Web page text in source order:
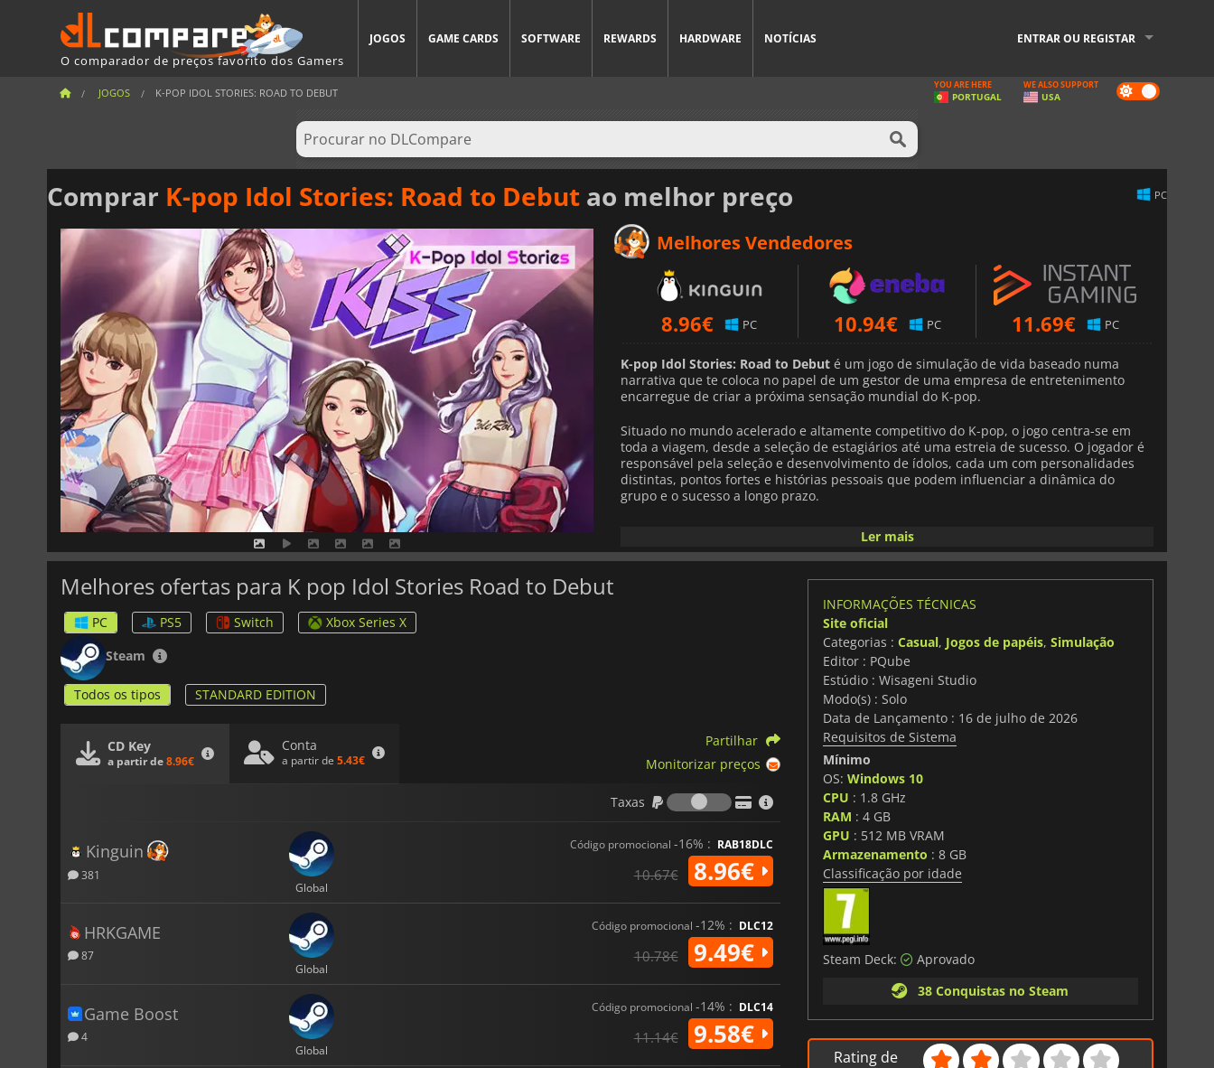
O comparador de preços favorito dos Gamers
JOGOS GAME CARDS SOFTWARE REWARDS HARDWARE NOTÍCIAS ENTRAR OU REGISTAR
JOGOS K-POP IDOL STORIES: ROAD TO DEBUT Dark
mode
YOU ARE HERE
PORTUGAL
WE ALSO SUPPORT
USA
Comprar K-pop Idol Stories: Road to Debut ao melhor preço PC
Melhores Vendedores
8.96€ PC 10.94€ PC 11.69€ PC
K-pop Idol Stories: Road to Debut é um jogo de simulação de vida baseado numa
narrativa que te coloca no papel de um gestor de uma empresa de entretenimento
encarregue de criar a próxima sensação mundial do K-pop.
Situado no mundo acelerado e altamente competitivo do K-pop, o jogo centra-se em
toda a viagem, desde a seleção de estagiários até uma estreia de sucesso. O jogador é
responsável pela seleção e desenvolvimento de ídolos, cada um com personalidades
distintas, pontos fortes e histórias pessoais que podem influenciar a dinâmica do
grupo e o sucesso a longo prazo.
A jogabilidade gira em torno da gestão de todos os aspectos da carreira de um grupo
de ídolos. Vais atribuir calendários de treino, coordenar aparições, equilibrar
orçamentos, conceber estratégias para as redes sociais, escolher a direção musical e
organizar o estilo das actuações. Cada decisão molda não só a imagem pública do
grupo, mas também as relações internas e a moral.
O jogo apresenta uma estrutura narrativa ramificada onde as escolhas têm
consequências significativas. As tuas decisões de liderança podem levar o teu grupo ao
estrelato ou causar contratempos que fazem descarrilar o seu caminho para a estreia.
Os múltiplos resultados incentivam a repetição do jogo e a experimentação de
Com a sua mistura de simulação de gestão, narrativa orientada para as personagens e
estética da cultura idol,K-pop Idol Stories: Road to Debut
orientada para os jogadores interessados em planeamento estratégico, profundidade
narrativa e dinâmica dos bastidores da indústria do entretenimento.
Ler mais
Melhores ofertas para K pop Idol Stories Road to Debut
PC PS5 Switch
Xbox Series X
Steam
Todos os tipos STANDARD EDITION
CD Key
a partir de8.96€
Conta
a partir de 5.43€
Partilhar
Monitorizar preços
Taxas
Taxas
Kinguin
381
Global
Código promocional -16% : RAB18DLC
10.67€ 8.96€
HRKGAME
87
Global
Código promocional -12% : DLC12
10.78€ 9.49€
Game Boost
4
Global
Código promocional -14% : DLC14
11.14€ 9.58€
INFORMAÇÕES TÉCNICAS
Site oficial
Categorias : Casual, Jogos de papéis, Simulação
Editor : PQube
Estúdio : Wisageni Studio
Modo(s) : Solo
Data de Lançamento : 16 de julho de 2026
Requisitos de Sistema
Mínimo
OS: Windows 10
CPU : 1.8 GHz
RAM : 4 GB
GPU : 512 MB VRAM
Armazenamento : 8 GB
Classificação por idade
Steam Deck:
Aprovado
38 Conquistas no Steam
Rating de